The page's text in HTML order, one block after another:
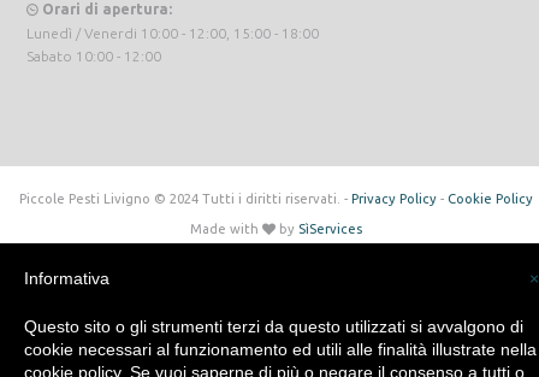
Orari di apertura:
Lunedì / Venerdi 10:00 - 12:00, 15:00 - 18:00
Sabato 10:00 - 12:00
Piccole Pesti Livigno © 2024 Tutti i diritti riservati. - Privacy Policy- Cookie Policy
Made with by SìServices
×
Informativa
Questo sito o gli strumenti terzi da questo utilizzati si avvalgono di
cookie necessari al funzionamento ed utili alle finalità illustrate nella
cookie policy. Se vuoi saperne di più o negare il consenso a tutti o